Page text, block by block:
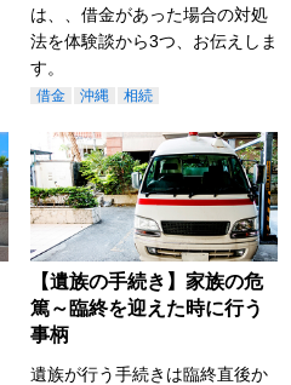
は、、借金があった場合の対処
法を体験談から3つ、お伝えしま
す。
借金 沖縄 相続
【遺族の手続き】家族の危
篤～臨終を迎えた時に行う
事柄
遺族が行う手続きは臨終直後か